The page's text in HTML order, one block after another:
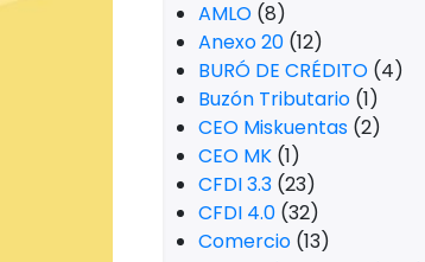
AMLO (8)
Anexo 20 (12)
BURÓ DE CRÉDITO (4)
Buzón Tributario (1)
CEO Miskuentas (2)
CEO MK (1)
CFDI 3.3 (23)
CFDI 4.0 (32)
Comercio (13)